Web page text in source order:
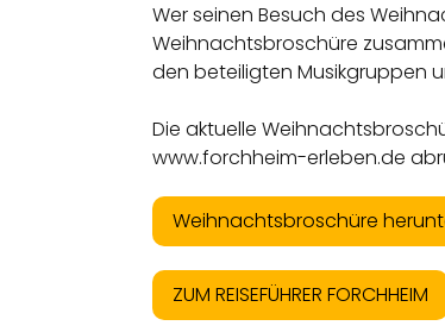
Wer seinen Besuch des
Weihnachtsbroschüre
den beteiligten Musikgruppen
Die aktuelle
www.forchheim-erleben.de
Weihnachtsbroschüre
ZUM REISEFÜHRER FORCHHEIM